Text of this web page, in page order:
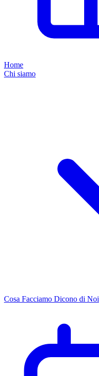
Home
Chi siamo
Cosa Facciamo Dicono di Noi